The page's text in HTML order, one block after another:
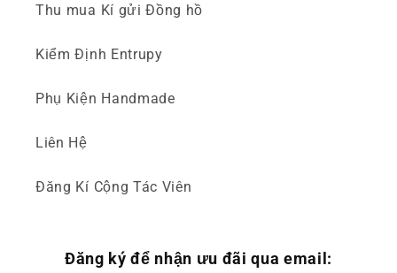
Thu mua Kí gửi Đồng hồ
Kiểm Định Entrupy
Phụ Kiện Handmade
Liên Hệ
Đăng Kí Cộng Tác Viên
Đăng ký để nhận ưu đãi qua email: